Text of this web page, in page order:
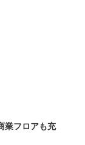
業フロアも充